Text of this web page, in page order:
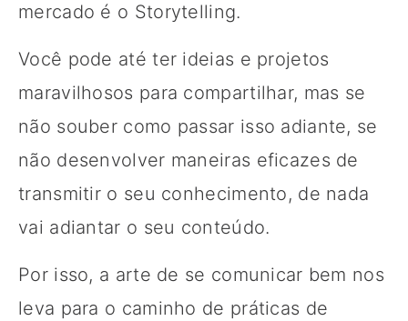
mercado é o Storytelling.
Você pode até ter ideias e projetos
maravilhosos para compartilhar, mas se
não souber como passar isso adiante, se
não desenvolver maneiras eficazes de
transmitir o seu conhecimento, de nada
vai adiantar o seu conteúdo.
Por isso, a arte de se comunicar bem nos
leva para o caminho de práticas de